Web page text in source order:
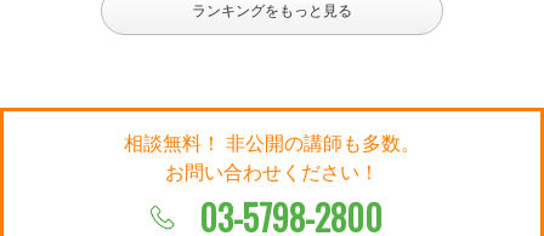
ランキングをもっと見る
相談無料！ 非公開の講師も多数。
お問い合わせください！
03-5798-2800